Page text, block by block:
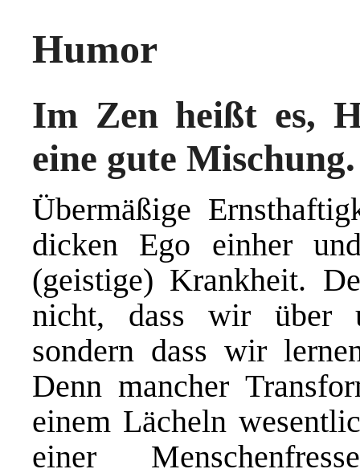
Humor
Im Zen heißt es,
eine gute Mischung.
Übermäßige
dicken Ego einher
(geistige) Krankheit.
nicht, dass wir über
sondern dass wir
Denn mancher
einem Lächeln
einer